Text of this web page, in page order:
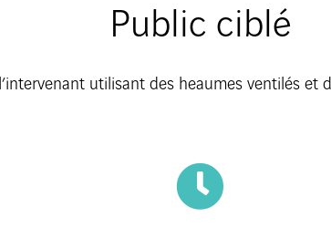
Public ciblé
utilisant des heaumes ventilés et